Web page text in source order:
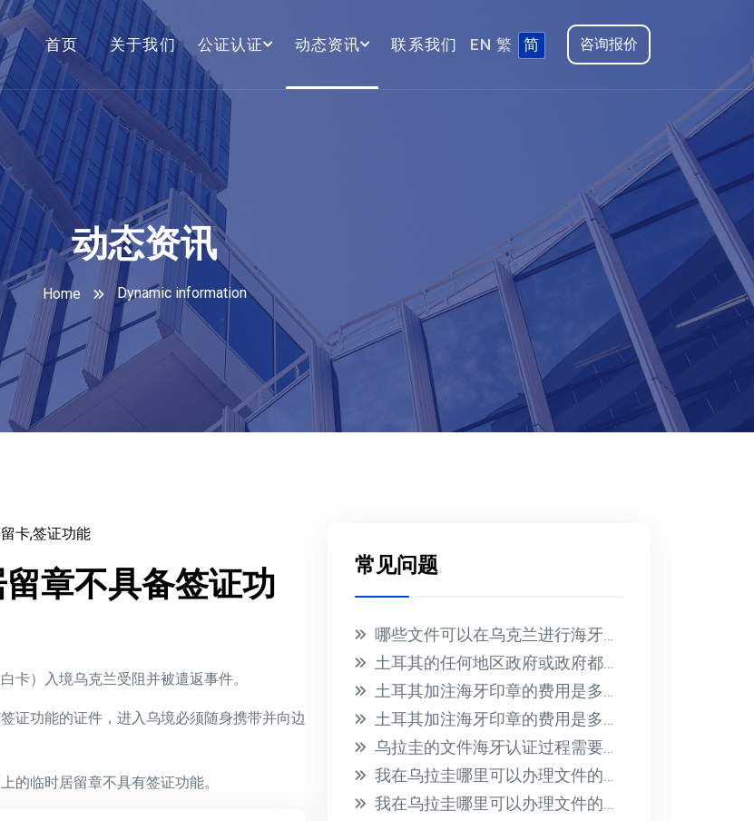
首页 关于我们 公证认证 动态资讯 联系我们 EN 繁 简 咨询报价
动态资讯
Home Dynamic information
卡,签证功能
章不具备签证功
卡）入境乌克兰受阻并被遣返事件。
证功能的证件，进入乌境必须随身携带并向边
的临时居留章不具有签证功能。
常见问题
哪些文件可以在乌克兰进行海牙认证？
土耳其的任何地区政府或政府都不会为在国外收到的文件提供海牙认证
土耳其加注海牙印章的费用是多少？
土耳其加注海牙印章的费用是多少？
乌拉圭的文件海牙认证过程需要多长时间？此过程的相关费用是多少？
我在乌拉圭哪里可以办理文件的海牙认证？有哪些必要的要求？
我在乌拉圭哪里可以办理文件的海牙认证？有哪些必要的要求？